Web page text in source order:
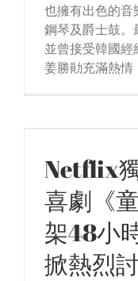
也擁有出色的音
鋼琴及爵士鼓。
並曾接受韓國經
姜勝勛充滿熱情
Netflix
喜劇《
架48小
掀熱烈